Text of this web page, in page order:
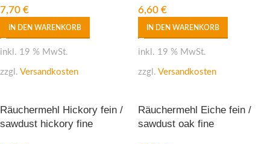
7,70 €
IN DEN WARENKORB
inkl. 19 % MwSt.
zzgl. Versandkosten
6,60 €
IN DEN WARENKORB
inkl. 19 % MwSt.
zzgl. Versandkosten
Räuchermehl Hickory fein /
sawdust hickory fine
Räuchermehl Eiche fein /
sawdust oak fine